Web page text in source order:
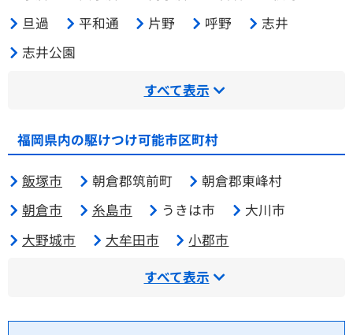
旦過
平和通 片野 呼野
志井
志井公園
すべて表示
福岡県内の駆けつけ可能市区町村
飯塚市 朝倉郡筑前町
朝倉郡東峰村
朝倉市
糸島市 うきは市
大川市
大野城市
大牟田市
小郡市
すべて表示